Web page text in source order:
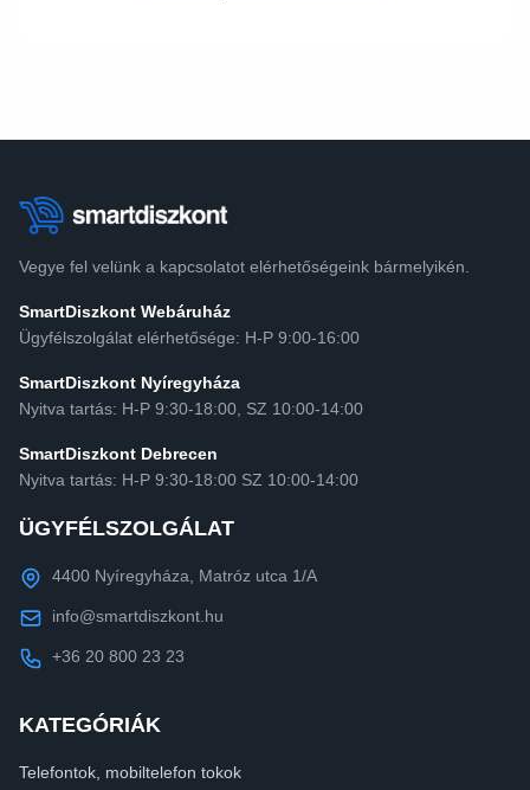
Vegye fel velünk a kapcsolatot elérhetőségeink bármelyikén.
SmartDiszkont Webáruház
Ügyfélszolgálat elérhetősége: H-P 9:00-16:00
SmartDiszkont Nyíregyháza
Nyitva tartás: H-P 9:30-18:00, SZ 10:00-14:00
SmartDiszkont Debrecen
Nyitva tartás: H-P 9:30-18:00 SZ 10:00-14:00
ÜGYFÉLSZOLGÁLAT
4400 Nyíregyháza, Matróz utca 1/A
info@smartdiszkont.hu
+36 20 800 23 23
KATEGÓRIÁK
Telefontok, mobiltelefon tokok